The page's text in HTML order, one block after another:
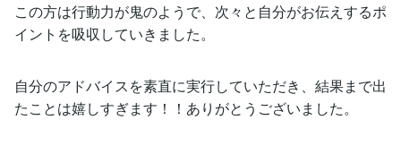
この方は行動力が鬼のようで、次々と自分がお伝えするポ
イントを吸収していきました。
自分のアドバイスを素直に実行していただき、結果まで出
たことは嬉しすぎます！！ありがとうございました。